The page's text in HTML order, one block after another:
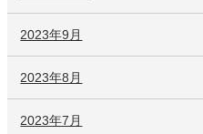
2023年9月
2023年8月
2023年7月